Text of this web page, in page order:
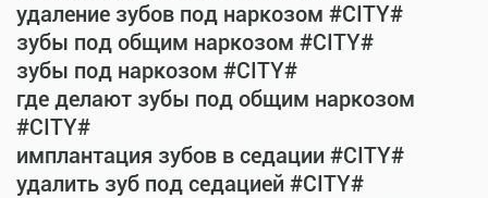
удаление зубов под наркозом #CITY#
зубы под общим наркозом #CITY#
зубы под наркозом #CITY#
где делают зубы под общим наркозом
#CITY#
имплантация зубов в седации #CITY#
удалить зуб под седацией #CITY#